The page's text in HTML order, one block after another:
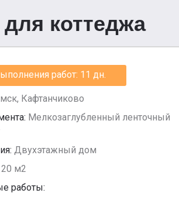
коттеджа
работ: 11 дн.
Кафтанчиково
Мелкозаглубленный ленточный
Двухэтажный дом
м2
работы: